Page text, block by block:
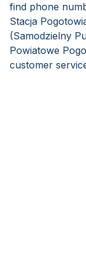
find phone
Stacja
(Samodzielny
Powiatowe
customer